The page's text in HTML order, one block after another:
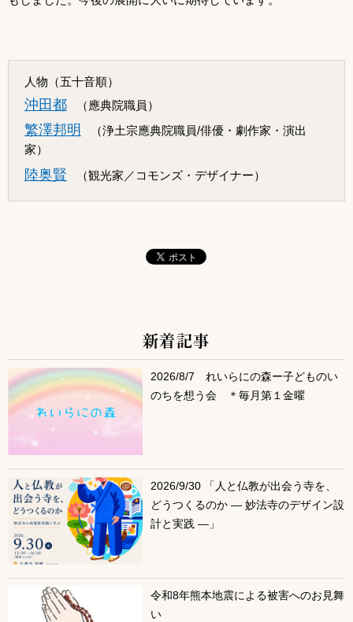
人物（五十音順）
沖田都 （應典院職員）
繁澤邦明
（浄土宗應典院職員/俳優・劇作家・演出
家）
陸奥賢 （観光家／コモンズ・デザイナー）
サブコンテンツ
新着記事
2026/8/7 れいらにの森ー子どものい
のちを想う会 ＊毎月第１金曜
2026/9/30 「人と仏教が出会う寺を、
どうつくるのか ― 妙法寺のデザイン設
計と実践 ―」
令和8年熊本地震による被害へのお見舞
い